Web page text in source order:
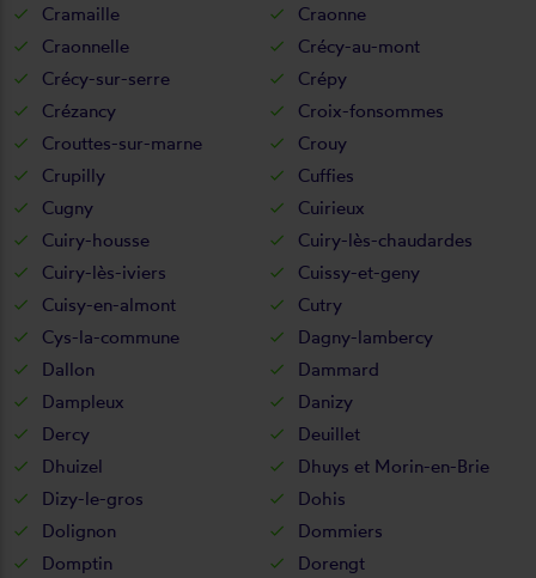
Cramaille
Craonne
Craonnelle
Crécy-au-mont
Crécy-sur-serre
Crépy
Crézancy
Croix-fonsommes
Crouttes-sur-marne
Crouy
Crupilly
Cuffies
Cugny
Cuirieux
Cuiry-housse
Cuiry-lès-chaudardes
Cuiry-lès-iviers
Cuissy-et-geny
Cuisy-en-almont
Cutry
Cys-la-commune
Dagny-lambercy
Dallon
Dammard
Dampleux
Danizy
Dercy
Deuillet
Dhuizel
Dhuys et Morin-en-Brie
Dizy-le-gros
Dohis
Dolignon
Dommiers
Domptin
Dorengt